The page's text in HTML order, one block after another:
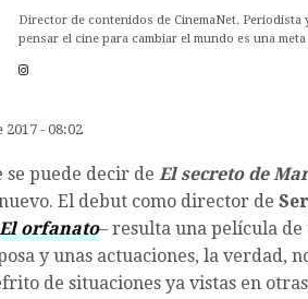
Director de contenidos de CinemaNet.
pensar el cine para cambiar el mundo es una
- 08:02
puede decir de El secreto de
El debut como director de
El orfanato– resulta una película
y unas actuaciones, la verdad,
de situaciones ya vistas en